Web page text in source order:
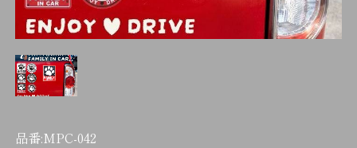
品番:MPC-042